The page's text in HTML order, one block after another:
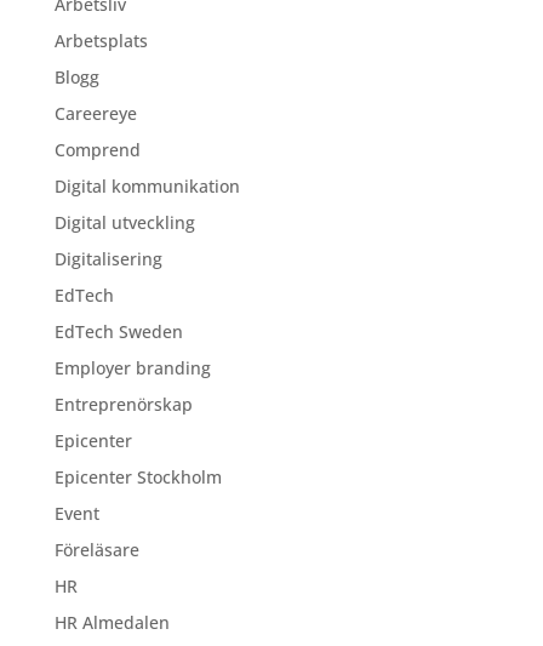
Arbetsplats
Blogg
Careereye
Comprend
Digital kommunikation
Digital utveckling
Digitalisering
EdTech
EdTech Sweden
Employer branding
Entreprenörskap
Epicenter
Epicenter Stockholm
Event
Föreläsare
HR
HR Almedalen